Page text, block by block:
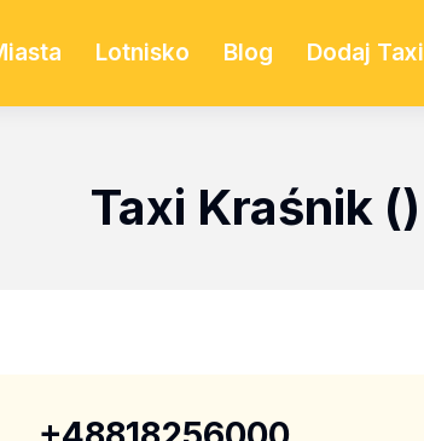
Lotnisko Blog Dodaj Taxi
Taxi Kraśnik ()